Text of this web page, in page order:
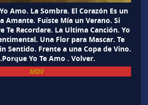
Amo. La Sombra. El Corazón Es un
Amante. Fuiste Mía un Verano. Si
Te Recordare. La Ultima Canción. Yo
Una Flor para Mascar. Te
Sentido. Frente a una Copa de Vino.
Yo Te Amo . Volver.
MDV